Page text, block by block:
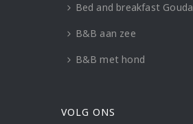
Bed and breakfast Gouda
B&B aan zee
B&B met hond
VOLG ONS